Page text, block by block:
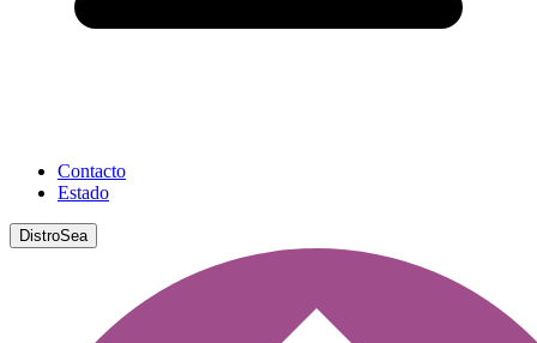
Contacto
Estado
DistroSea